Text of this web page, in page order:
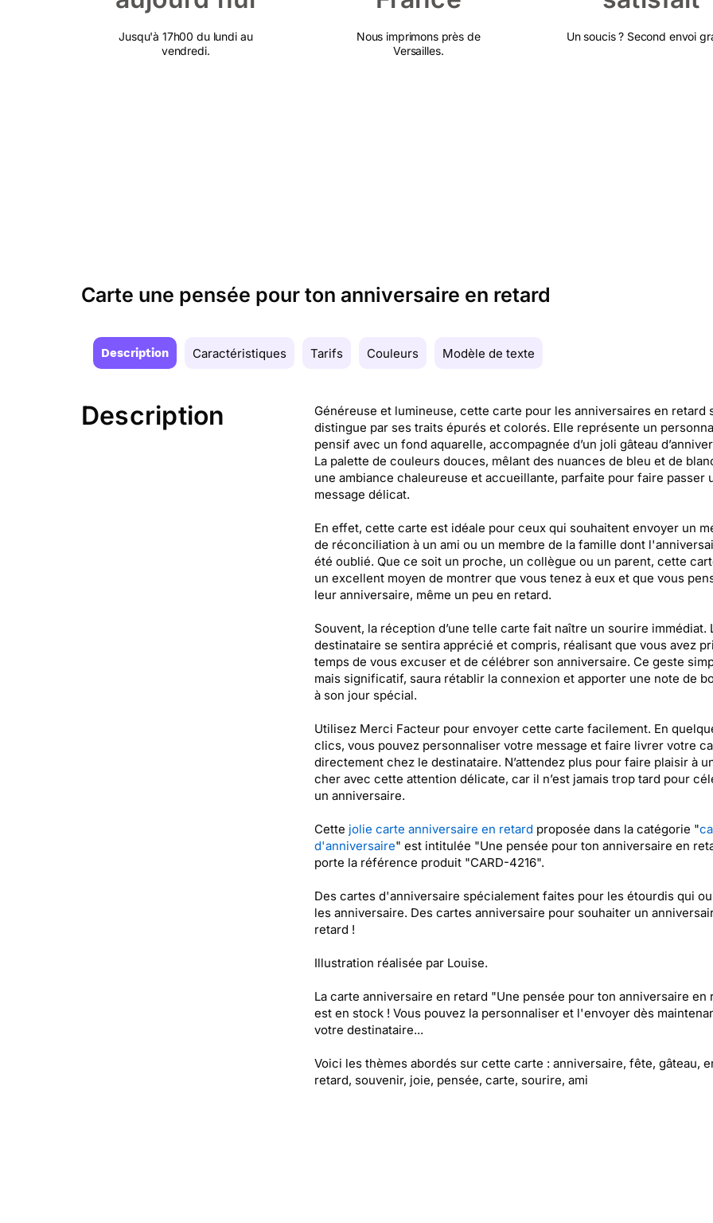
Jusqu'à 17h00 du lundi au
vendredi.
Nous imprimons près de
Versailles.
Un soucis ? Second envoi
Carte une pensée pour ton anniversaire en retard
Description Caractéristiques Tarifs Couleurs Modèle de texte
Description
Généreuse et lumineuse, cette carte pour les anniversaires en retard
distingue par ses traits épurés et colorés. Elle représente un
pensif avec un fond aquarelle, accompagnée d’un joli gâteau
La palette de couleurs douces, mêlant des nuances de bleu et de
une ambiance chaleureuse et accueillante, parfaite pour faire passer
message délicat.
En effet, cette carte est idéale pour ceux qui souhaitent envoyer un
de réconciliation à un ami ou un membre de la famille dont
été oublié. Que ce soit un proche, un collègue ou un parent, cette
un excellent moyen de montrer que vous tenez à eux et que vous
leur anniversaire, même un peu en retard.
Souvent, la réception d’une telle carte fait naître un sourire immédiat.
destinataire se sentira apprécié et compris, réalisant que vous avez
temps de vous excuser et de célébrer son anniversaire. Ce geste
mais significatif, saura rétablir la connexion et apporter une note de
à son jour spécial.
Utilisez Merci Facteur pour envoyer cette carte facilement. En
clics, vous pouvez personnaliser votre message et faire livrer votre
directement chez le destinataire. N’attendez plus pour faire plaisir à
cher avec cette attention délicate, car il n’est jamais trop tard pour
un anniversaire.
Cette jolie carte anniversaire en retard proposée dans la catégorie "
d'anniversaire" est intitulée "Une pensée pour ton anniversaire en
porte la référence produit "CARD-4216".
Des cartes d'anniversaire spécialement faites pour les étourdis qui
les anniversaire. Des cartes anniversaire pour souhaiter un
retard !
Illustration réalisée par Louise.
La carte anniversaire en retard "Une pensée pour ton anniversaire en
est en stock ! Vous pouvez la personnaliser et l'envoyer dès
votre destinataire...
Voici les thèmes abordés sur cette carte : anniversaire, fête, gâteau,
retard, souvenir, joie, pensée, carte, sourire, ami